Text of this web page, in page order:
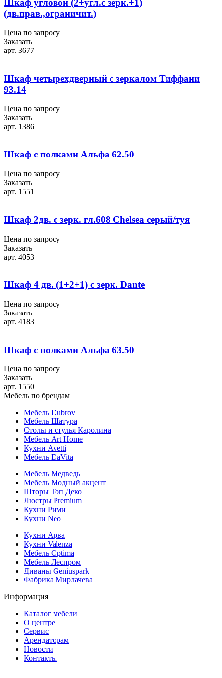
Шкаф угловой (2+угл.с зерк.+1)
(дв.прав.,ограничит.)
Цена по запросу
Заказать
арт. 3677
Шкаф четырехдверный с зеркалом Тиффани
93.14
Цена по запросу
Заказать
арт. 1386
Шкаф с полками Альфа 62.50
Цена по запросу
Заказать
арт. 1551
Шкаф 2дв. с зерк. гл.608 Chelsea серый/туя
Цена по запросу
Заказать
арт. 4053
Шкаф 4 дв. (1+2+1) с зерк. Dante
Цена по запросу
Заказать
арт. 4183
Шкаф с полками Альфа 63.50
Цена по запросу
Заказать
арт. 1550
Мебель по брендам
Мебель Dubrov
Мебель Шатура
Столы и стулья Каролина
Мебель Art Home
Кухни Avetti
Мебель DaVita
Мебель Медведь
Мебель Модный акцент
Шторы Топ Деко
Люстры Premium
Кухни Рими
Кухни Neo
Кухни Арва
Кухни Valenza
Мебель Optima
Мебель Леспром
Диваны Geniuspark
Фабрика Мирлачева
Информация
Каталог мебели
О центре
Сервис
Арендаторам
Новости
Контакты